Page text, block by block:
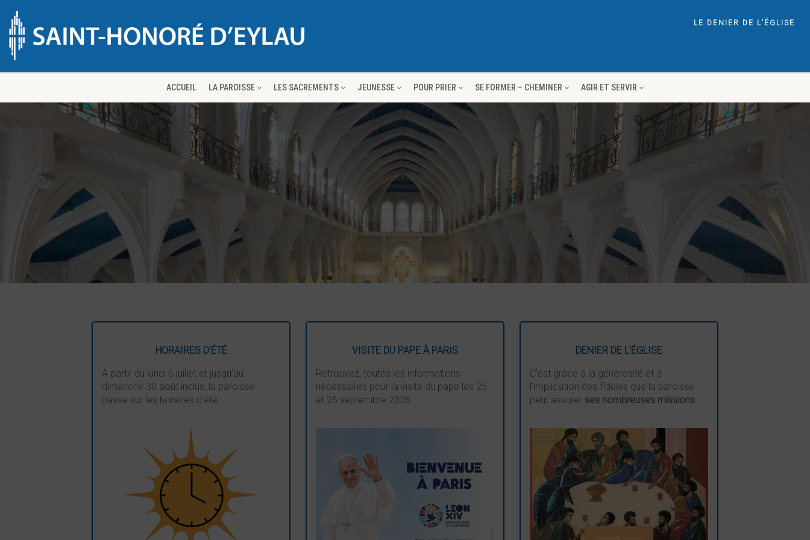
LE DENIER DE L’ÉGLISE
ACCUEIL LA PAROISSE LES SACREMENTS JEUNESSE POUR PRIER SE FORMER – CHEMINER AGIR ET SERVIR
HORAIRES D’ÉTÉ
A partir du lundi 6 juillet et jusqu’au
dimanche 30 août inclus, la paroisse
passe sur les horaires d’été.
VISITE DU PAPE À PARIS
Retrouvez, toutes les informations
nécessaires pour la visite du pape les 25
et 26 septembre 2026.
DENIER DE L’ÉGLISE
C’est grâce à la générosité et à
l’implication des fidèles que la paroisse
peut assurer ses nombreuses missions.